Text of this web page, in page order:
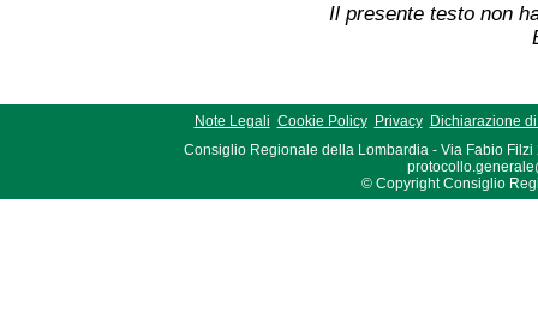
Il presente testo non
Note Legali Cookie Policy Privacy
Dichiarazione
Consiglio Regionale della Lombardia - Via Fabio Filzi
© Copyright Consiglio